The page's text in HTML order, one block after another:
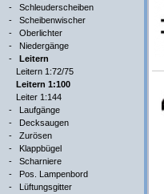
- Schleuderscheiben
- Scheibenwischer
- Oberlichter
- Niedergänge
- Leitern
Leitern 1:72/75
Leitern 1:100
Leiter 1:144
- Laufgänge
- Decksaugen
- Zurösen
- Klappbügel
- Scharniere
- Pos. Lampenbord
- Lüftungsgitter